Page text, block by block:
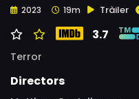
2023 19m Tràiler
3.7
Terror
Directors